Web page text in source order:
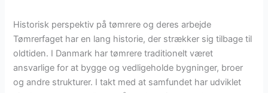
Historisk perspektiv på tømrere og deres arbejde
Tømrerfaget har en lang historie, der strækker sig tilbage til
oldtiden. I Danmark har tømrere traditionelt været
ansvarlige for at bygge og vedligeholde bygninger, broer
og andre strukturer. I takt med at samfundet har udviklet